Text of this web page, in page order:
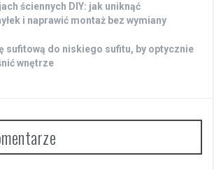
ściennych DIY: jak uniknąć
i naprawić montaż bez wymiany
sufitową do niskiego sufitu, by optycznie
wnętrze